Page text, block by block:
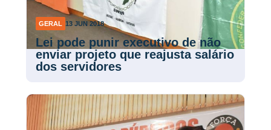
GERAL 13 JUN 2018
Lei pode punir executivo de não
enviar projeto que reajusta salário
dos servidores